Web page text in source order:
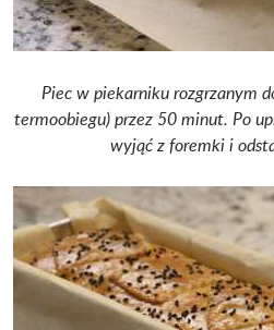
Piec w piekarniku rozgrzanym
termoobiegu) przez 50 minut. Po
wyjąć z foremki i